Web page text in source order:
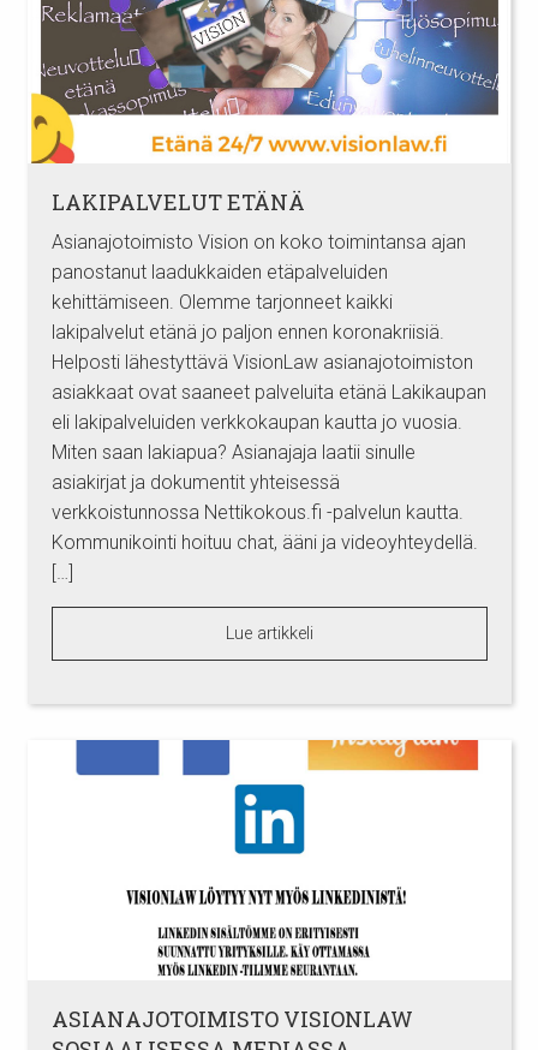
LAKIPALVELUT ETÄNÄ
Asianajotoimisto Vision on koko toimintansa ajan
panostanut laadukkaiden etäpalveluiden
kehittämiseen. Olemme tarjonneet kaikki
lakipalvelut etänä jo paljon ennen koronakriisiä.
Helposti lähestyttävä VisionLaw asianajotoimiston
asiakkaat ovat saaneet palveluita etänä Lakikaupan
eli lakipalveluiden verkkokaupan kautta jo vuosia.
Miten saan lakiapua? Asianajaja laatii sinulle
asiakirjat ja dokumentit yhteisessä
verkkoistunnossa Nettikokous.fi -palvelun kautta.
Kommunikointi hoituu chat, ääni ja videoyhteydellä.
[…]
Lue artikkeli
ASIANAJOTOIMISTO VISIONLAW